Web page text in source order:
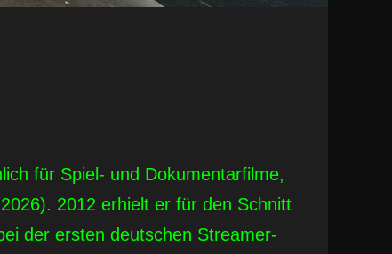
für Spiel- und Dokumentarfilme,
2012 erhielt er für den Schnitt
der ersten deutschen Streamer-